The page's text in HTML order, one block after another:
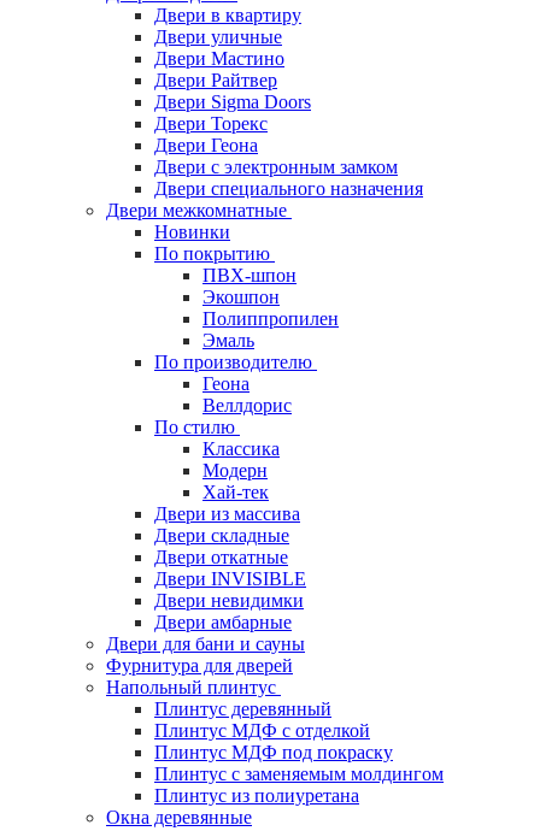
Двери в квартиру
Двери уличные
Двери Мастино
Двери Райтвер
Двери Sigma Doors
Двери Торекс
Двери Геона
Двери с электронным замком
Двери специального назначения
Двери межкомнатные
Новинки
По покрытию
ПВХ-шпон
Экошпон
Полиппропилен
Эмаль
По производителю
Геона
Веллдорис
По стилю
Классика
Модерн
Хай-тек
Двери из массива
Двери складные
Двери откатные
Двери INVISIBLE
Двери невидимки
Двери амбарные
Двери для бани и сауны
Фурнитура для дверей
Напольный плинтус
Плинтус деревянный
Плинтус МДФ с отделкой
Плинтус МДФ под покраску
Плинтус с заменяемым молдингом
Плинтус из полиуретана
Окна деревянные